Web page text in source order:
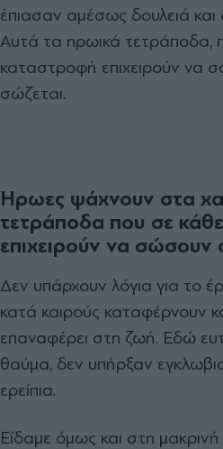
έπιασαν αμέσως δουλειά
Αυτά τα ηρωικά τετράποδα,
καταστροφή επιχειρούν να
σώζεται.
Ήρωες ψάχνουν στα
τετράποδα που σε
επιχειρούν να σώσουν
Δεν υπάρχουν λόγια για το
κατά καιρούς καταφέρνουν
επαναφέρει στη ζωή. Εδώ
θαύμα, δεν υπήρξαν
ερείπια.
Είδαμε όμως και στη